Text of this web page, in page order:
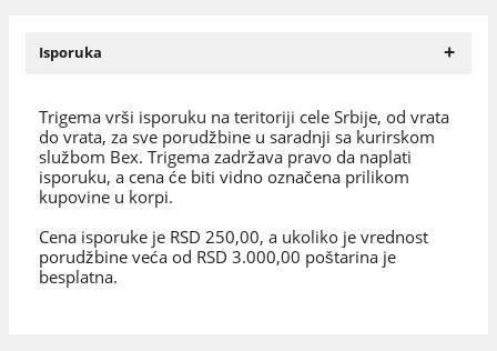
Isporuka +
Trigema vrši isporuku na teritoriji cele Srbije, od vrata
do vrata, za sve porudžbine u saradnji sa kurirskom
službom Bex. Trigema zadržava pravo da naplati
isporuku, a cena će biti vidno označena prilikom
kupovine u korpi.
Cena isporuke je RSD 250,00, a ukoliko je vrednost
porudžbine veća od RSD 3.000,00 poštarina je
besplatna.